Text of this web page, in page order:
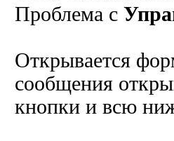
Проблема с
Открывается
сообщения
кнопки и всю